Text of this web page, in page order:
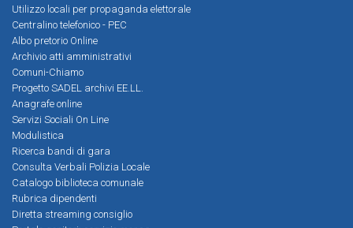
Utilizzo locali per propaganda elettorale
Centralino telefonico - PEC
Albo pretorio Online
Archivio atti amministrativi
Comuni-Chiamo
Progetto SADEL archivi EE.LL.
Anagrafe online
Servizi Sociali On Line
Modulistica
Ricerca bandi di gara
Consulta Verbali Polizia Locale
Catalogo biblioteca comunale
Rubrica dipendenti
Diretta streaming consiglio